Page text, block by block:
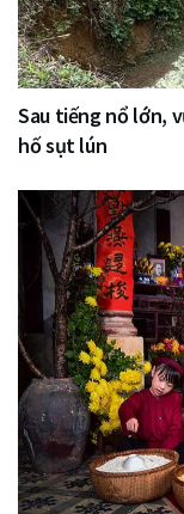
Sau tiếng nổ lớn,
hố sụt lún